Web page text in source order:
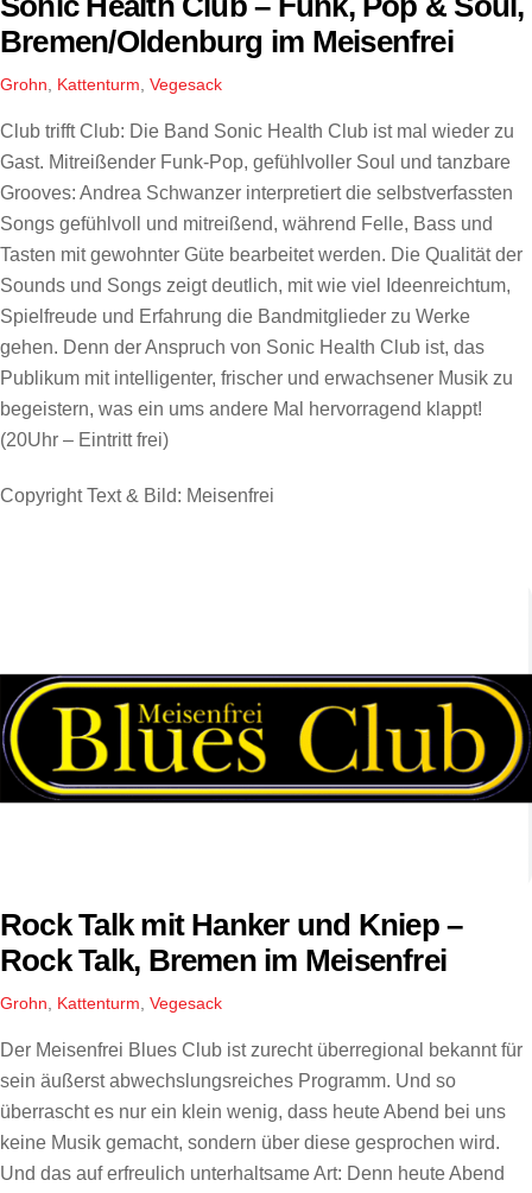
Bremen/Oldenburg im Meisenfrei
Grohn, Kattenturm, Vegesack
Club trifft Club: Die Band Sonic Health Club ist mal wieder zu
Gast. Mitreißender Funk-Pop, gefühlvoller Soul und tanzbare
Grooves: Andrea Schwanzer interpretiert die selbstverfassten
Songs gefühlvoll und mitreißend, während Felle, Bass und
Tasten mit gewohnter Güte bearbeitet werden. Die Qualität der
Sounds und Songs zeigt deutlich, mit wie viel Ideenreichtum,
Spielfreude und Erfahrung die Bandmitglieder zu Werke
gehen. Denn der Anspruch von Sonic Health Club ist, das
Publikum mit intelligenter, frischer und erwachsener Musik zu
begeistern, was ein ums andere Mal hervorragend klappt!
(20Uhr – Eintritt frei)
Copyright Text & Bild: Meisenfrei
Rock Talk mit Hanker und Kniep –
Rock Talk, Bremen im Meisenfrei
Grohn, Kattenturm, Vegesack
Der Meisenfrei Blues Club ist zurecht überregional bekannt für
sein äußerst abwechslungsreiches Programm. Und so
überrascht es nur ein klein wenig, dass heute Abend bei uns
keine Musik gemacht, sondern über diese gesprochen wird.
Und das auf erfreulich unterhaltsame Art: Denn heute Abend